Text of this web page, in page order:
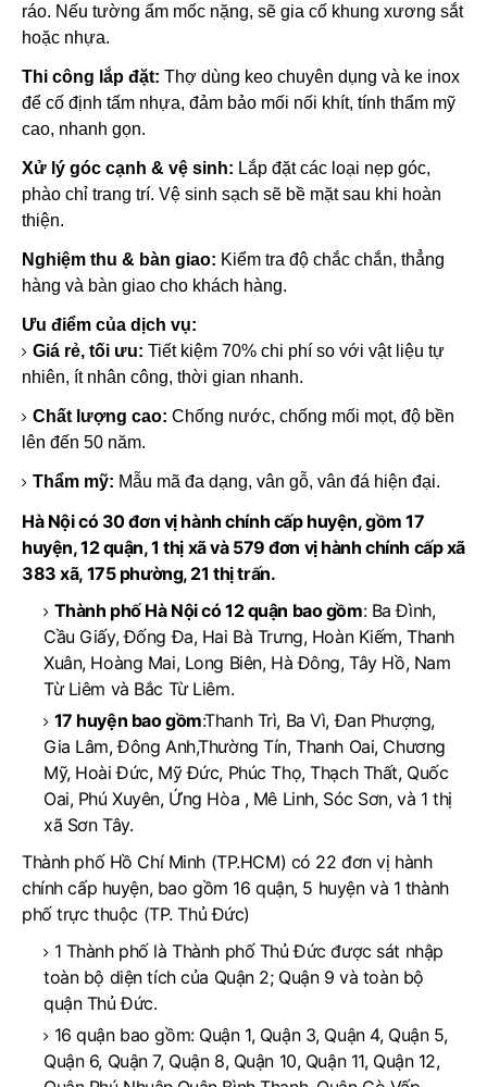
ráo. Nếu tường ẩm mốc nặng, sẽ gia cố khung xương sắt
hoặc nhựa.
Thi công lắp đặt: Thợ dùng keo chuyên dụng và ke inox
để cố định tấm nhựa, đảm bảo mối nối khít, tính thẩm mỹ
cao, nhanh gọn.
Xử lý góc cạnh & vệ sinh: Lắp đặt các loại nẹp góc,
phào chỉ trang trí. Vệ sinh sạch sẽ bề mặt sau khi hoàn
thiện.
Nghiệm thu & bàn giao: Kiểm tra độ chắc chắn, thẳng
hàng và bàn giao cho khách hàng.
Ưu điểm của dịch vụ:
Giá rẻ, tối ưu: Tiết kiệm 70% chi phí so với vật liệu tự
nhiên, ít nhân công, thời gian nhanh.
Chất lượng cao: Chống nước, chống mối mọt, độ bền
lên đến 50 năm.
Thẩm mỹ: Mẫu mã đa dạng, vân gỗ, vân đá hiện đại.
Hà Nội có 30 đơn vị hành chính cấp huyện, gồm 17
huyện, 12 quận, 1 thị xã và 579 đơn vị hành chính cấp xã
383 xã, 175 phường, 21 thị trấn.
Thành phố Hà Nội có 12 quận bao gồm: Ba Đình,
Cầu Giấy, Đống Đa, Hai Bà Trưng, Hoàn Kiếm, Thanh
Xuân, Hoàng Mai, Long Biên, Hà Đông, Tây Hồ, Nam
Từ Liêm và Bắc Từ Liêm.
17 huyện bao gồm:Thanh Trì, Ba Vì, Đan Phượng,
Gia Lâm, Đông Anh,Thường Tín, Thanh Oai, Chương
Mỹ, Hoài Đức, Mỹ Đức, Phúc Thọ, Thạch Thất, Quốc
Oai, Phú Xuyên, Ứng Hòa , Mê Linh, Sóc Sơn, và 1 thị
xã Sơn Tây.
Thành phố Hồ Chí Minh (TP.HCM) có 22 đơn vị hành
chính cấp huyện, bao gồm 16 quận, 5 huyện và 1 thành
phố trực thuộc (TP. Thủ Đức)
1 Thành phố là Thành phố Thủ Đức được sát nhập
toàn bộ diện tích của Quận 2; Quận 9 và toàn bộ
quận Thủ Đức.
16 quận bao gồm: Quận 1, Quận 3, Quận 4, Quận 5,
Quận 6, Quận 7, Quận 8, Quận 10, Quận 11, Quận 12,